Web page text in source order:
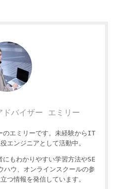
ドバイザー エミリー
のエミリーです。未経験からIT
エンジニアとして活動中。
もわかりやすい学習方法やSE
ハウ、オンラインスクールの参
つ情報を発信しています。